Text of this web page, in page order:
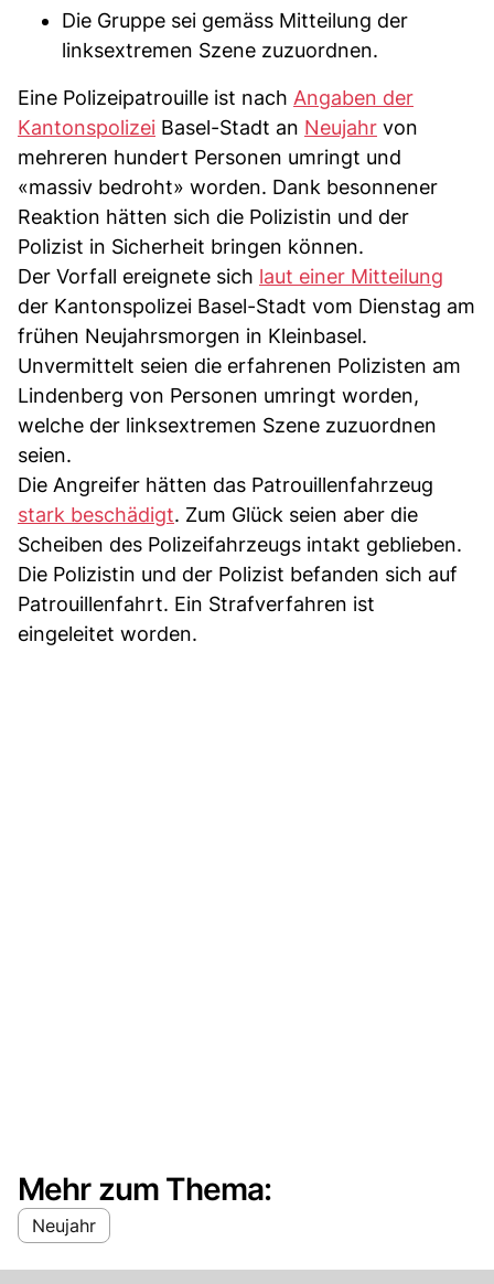
Die Gruppe sei gemäss Mitteilung der
linksextremen Szene zuzuordnen.
Eine Polizeipatrouille ist nach Angaben der
Kantonspolizei Basel-Stadt an Neujahr von
mehreren hundert Personen umringt und
«massiv bedroht» worden. Dank besonnener
Reaktion hätten sich die Polizistin und der
Polizist in Sicherheit bringen können.
Der Vorfall ereignete sich laut einer Mitteilung
der Kantonspolizei Basel-Stadt vom Dienstag am
frühen Neujahrsmorgen in Kleinbasel.
Unvermittelt seien die erfahrenen Polizisten am
Lindenberg von Personen umringt worden,
welche der linksextremen Szene zuzuordnen
seien.
Die Angreifer hätten das Patrouillenfahrzeug
stark beschädigt. Zum Glück seien aber die
Scheiben des Polizeifahrzeugs intakt geblieben.
Die Polizistin und der Polizist befanden sich auf
Patrouillenfahrt. Ein Strafverfahren ist
eingeleitet worden.
Mehr zum Thema:
Neujahr